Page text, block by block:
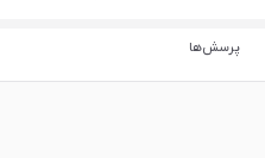
پرسش‌ها